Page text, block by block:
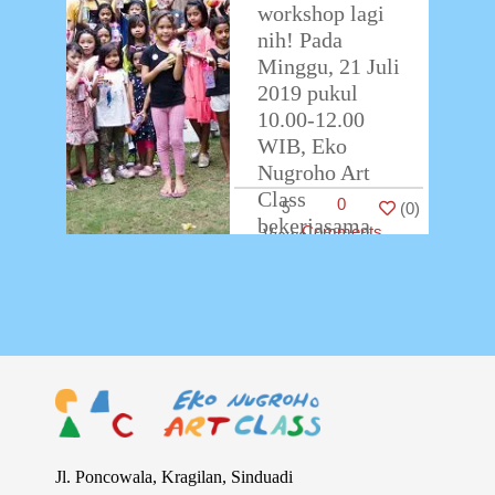
workshop lagi
nih! Pada
Minggu, 21 Juli
2019 pukul
10.00-12.00
WIB, Eko
Nugroho Art
Class
bekerjasama
workshop
5
0
Comments
(0)
Jl. Poncowala, Kragilan, Sinduadi